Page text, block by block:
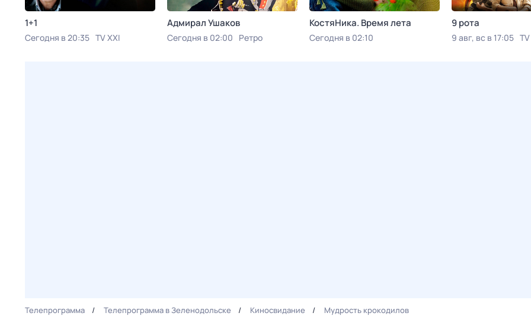
1+1
Сегодня в 20:35 TV XXI
Адмирал Ушаков
Сегодня в 02:00 Ретро
КостяНика. Время лета
Сегодня в 02:10
9 рота
9 авг, вс в 17:05
Телепрограмма Телепрограмма в Зеленодольске Киносвидание Мудрость крокодилов